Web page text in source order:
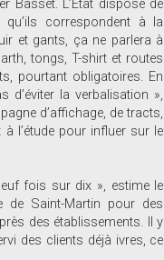
Basset. L’Etat dispose de
correspondent à la
et gants, ça ne parlera à
tongs, T-shirt et routes
pourtant obligatoires. En
d’éviter la verbalisation »,
d’affichage, de tracts,
l’étude pour influer sur le
fois sur dix », estime le
de Saint-Martin pour des
des établissements. Il y
des clients déjà ivres, ce